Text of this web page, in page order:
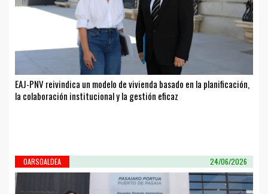
EAJ-PNV reivindica un modelo de vivienda basado en la planificación,
la colaboración institucional y la gestión eficaz
OARSOALDEA 24/06/2026